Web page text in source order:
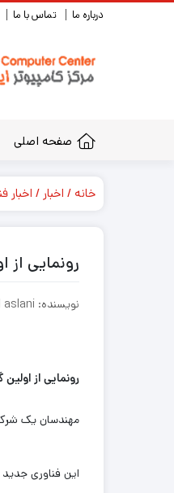
درباره ما تماس با ما
صفحه اصلی
خانه اخبار اخبار
رونمایی از اولین
نویسنده: masoud aslani
رونمایی از اولین گوشی
مهندسان یک